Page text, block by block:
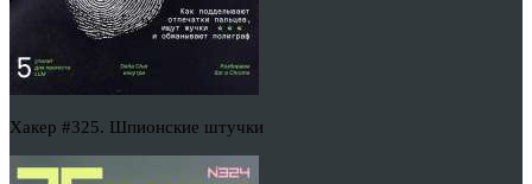
Хакер #325. Шпионские штучки